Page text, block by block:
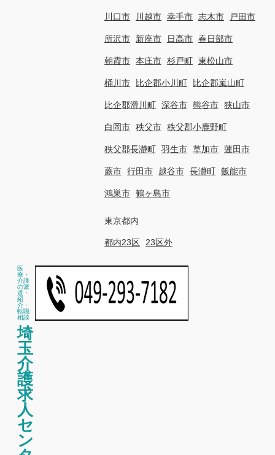
川口市 川越市 幸手市 志木市 戸田市
所沢市 新座市 日高市 春日部市
朝霞市 本庄市 杉戸町 東松山市
桶川市 比企郡小川町 比企郡嵐山町
比企郡滑川町 深谷市 熊谷市 狭山市
白岡市 秩父市 秩父郡小鹿野町
秩父郡長瀞町 羽生市 草加市 蓮田市
蕨市 行田市 越谷市 長瀞町 飯能市
鴻巣市 鶴ヶ島市
東京都内
都内23区 23区外
医
療・
介護
の派
遣・
紹
介・
転職
相談
埼
玉
介
護
求
人
セ
ン